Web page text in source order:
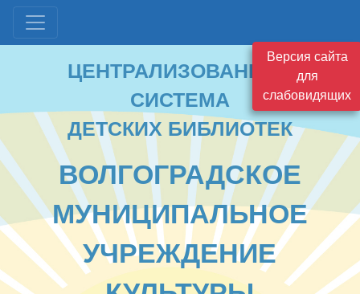
Версия сайта
для
слабовидящих
ЦЕНТРАЛИЗОВАННАЯ
СИСТЕМА
ДЕТСКИХ БИБЛИОТЕК
ВМУК "ЦСДБ"
ВОЛГОГРАДСКОЕ
МУНИЦИПАЛЬНОЕ
УЧРЕЖДЕНИЕ
КУЛЬТУРЫ